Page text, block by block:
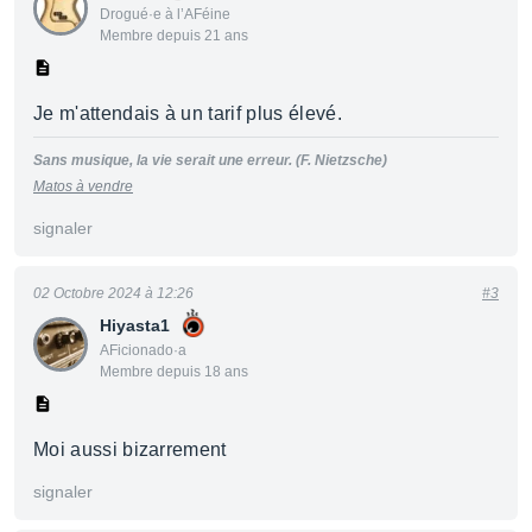
Drogué·e à l’AFéine
Membre depuis 21 ans
Je m'attendais à un tarif plus élevé.
Sans musique, la vie serait une erreur. (F. Nietzsche)
Matos à vendre
signaler
Hiyasta1
AFicionado·a
Membre depuis 18 ans
02 Octobre 2024 à 12:26 #3
Moi aussi bizarrement
signaler